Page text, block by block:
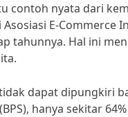
contoh nyata dari
Asosiasi E-Commerce
tahunnya. Hal ini
dapat dipungkiri
hanya sekitar